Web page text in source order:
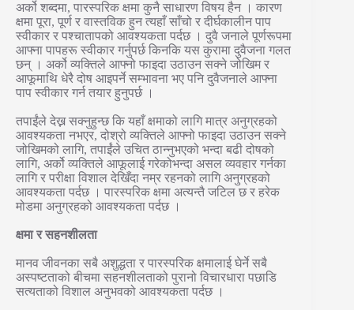
अर्को शब्दमा, पारस्परिक क्षमा कुनै साधारण विषय हैन । कारण
क्षमा पूरा, पूर्ण र वास्तविक हुन त्यहाँ साँचो र दीर्घकालीन पाप
स्वीकार र पश्चातापको आवश्यकता पर्दछ । दुवै जनाले पूर्णरूपमा
आफ्ना पापहरू स्वीकार गर्नुपर्छ किनकि यस कुरामा दुवैजना गलत
छन् । अर्को व्यक्तिले आफ्नो फाइदा उठाउन सक्ने जोखिम र
आफूमाथि धेरै दोष आइपर्ने सम्भावना भए पनि दुवैजनाले आफ्ना
पाप स्वीकार गर्न तयार हुनुपर्छ ।
तपाईंले देख्न सक्नुहुन्छ कि यहाँ क्षमाको लागि मात्र अनुग्रहको
आवश्यकता नभएर, दोश्रो व्यक्तिले आफ्नो फाइदा उठाउन सक्ने
जोखिमको लागि, तपाईंले उचित ठान्नुभएको भन्दा बढी दोषको
लागि, अर्को व्यक्तिले आफूलाई गरेकोभन्दा असल व्यवहार गर्नका
लागि र परीक्षा विशाल देखिँदा नम्र रहनको लागि अनुग्रहको
आवश्यकता पर्दछ । पारस्परिक क्षमा अत्यन्तै जटिल छ र हरेक
मोडमा अनुग्रहको आवश्यकता पर्दछ ।
क्षमा र सहनशीलता
मानव जीवनका सबै अशुद्धता र पारस्परिक क्षमालाई घेर्ने सबै
अस्पष्टताको बीचमा सहनशीलताको पुरानो विचारधारा पछाडि
सत्यताको विशाल अनुभवको आवश्यकता पर्दछ ।